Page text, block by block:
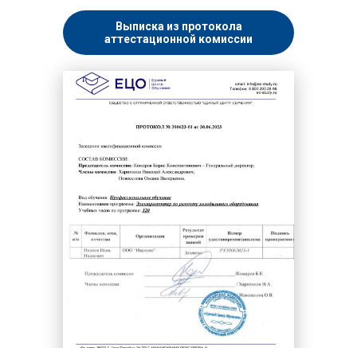
Выписка из протокола
аттестационной комиссии